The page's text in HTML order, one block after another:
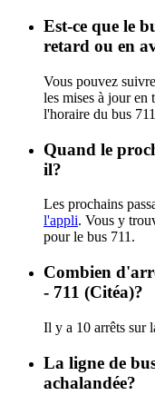
Est-ce que le
retard ou en
Vous pouvez
les mises à jour en
l'horaire du bus
Quand le
il?
Les prochains
l'appli. Vous y
pour le bus 711.
Combien
- 711 (Citéa)?
Il y a 10 arrêts sur
La ligne de
achalandée?